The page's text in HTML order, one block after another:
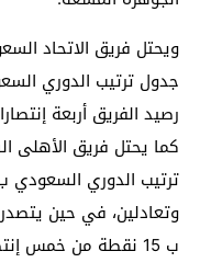
ويحتل فريق الاتحاد
رصيد الفريق أربعة
كما يحتل فريق الأهلى
وتعادلين، في حين
ب 15 نقطة من خمس إنتصارات و هزيمة.